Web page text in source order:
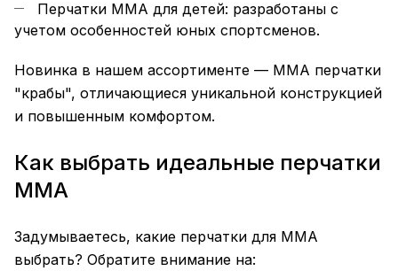
Перчатки ММА для детей: разработаны с
учетом особенностей юных спортсменов.
Новинка в нашем ассортименте — ММА перчатки
"крабы", отличающиеся уникальной конструкцией
и повышенным комфортом.
Как выбрать идеальные перчатки
MMA
Задумываетесь, какие перчатки для MMA
выбрать? Обратите внимание на: